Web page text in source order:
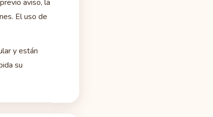
aviso, la
El uso de
y están
su